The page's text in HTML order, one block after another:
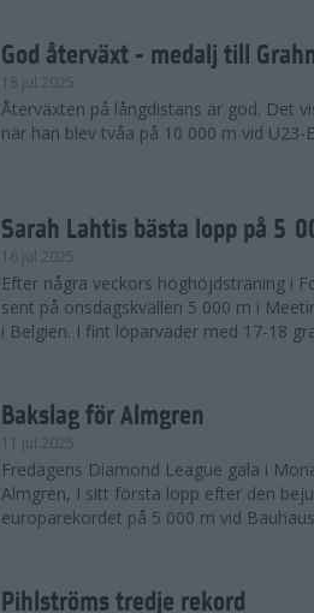
God återväxt - medalj till
18 jul 2025
Återväxten på långdistans är god. Det
när han blev tvåa på 10 000 m vid U23-
Sarah Lahtis bästa lopp på 5
16 jul 2025
Efter några veckors höghöjdsträning i
sent på onsdagskvällen 5 000 m i
i Belgien. I fint löparväder med 17-18
Bakslag för Almgren
11 jul 2025
Fredagens Diamond League gala i
Almgren, I sitt första lopp efter den
europarekordet på 5 000 m vid
Pihlströms tredje rekord